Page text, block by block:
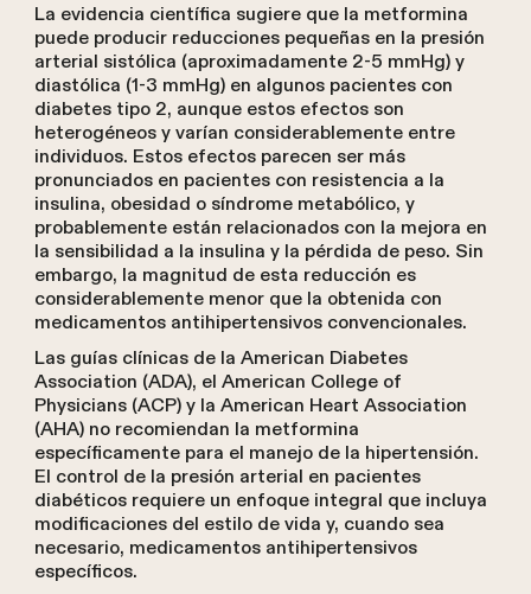
La evidencia científica sugiere que la metformina
puede producir reducciones pequeñas en la presión
arterial sistólica (aproximadamente 2-5 mmHg) y
diastólica (1-3 mmHg) en algunos pacientes con
diabetes tipo 2, aunque estos efectos son
heterogéneos y varían considerablemente entre
individuos. Estos efectos parecen ser más
pronunciados en pacientes con resistencia a la
insulina, obesidad o síndrome metabólico, y
probablemente están relacionados con la mejora en
la sensibilidad a la insulina y la pérdida de peso. Sin
embargo, la magnitud de esta reducción es
considerablemente menor que la obtenida con
medicamentos antihipertensivos convencionales.
Las guías clínicas de la American Diabetes
Association (ADA), el American College of
Physicians (ACP) y la American Heart Association
(AHA) no recomiendan la metformina
específicamente para el manejo de la hipertensión.
El control de la presión arterial en pacientes
diabéticos requiere un enfoque integral que incluya
modificaciones del estilo de vida y, cuando sea
necesario, medicamentos antihipertensivos
específicos.